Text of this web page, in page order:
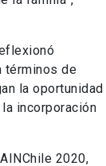
términos de
la oportunidad
incorporación
2020,